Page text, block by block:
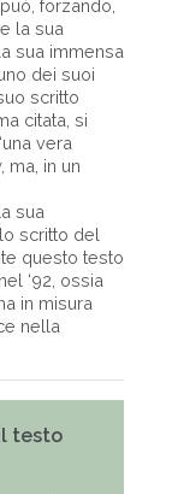
forzando,
la sua
sua immensa
dei suoi
scritto
citata, si
vera
ma, in un
sua
scritto del
questo testo
‘92, ossia
in misura
nella
testo